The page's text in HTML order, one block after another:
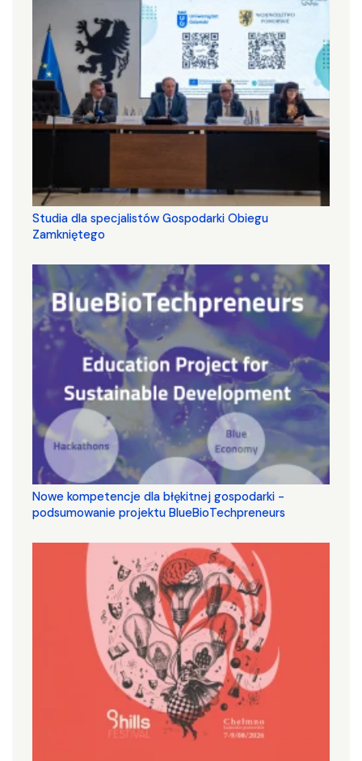
Studia dla specjalistów Gospodarki Obiegu
Zamkniętego
Nowe kompetencje dla błękitnej gospodarki -
podsumowanie projektu BlueBioTechpreneurs